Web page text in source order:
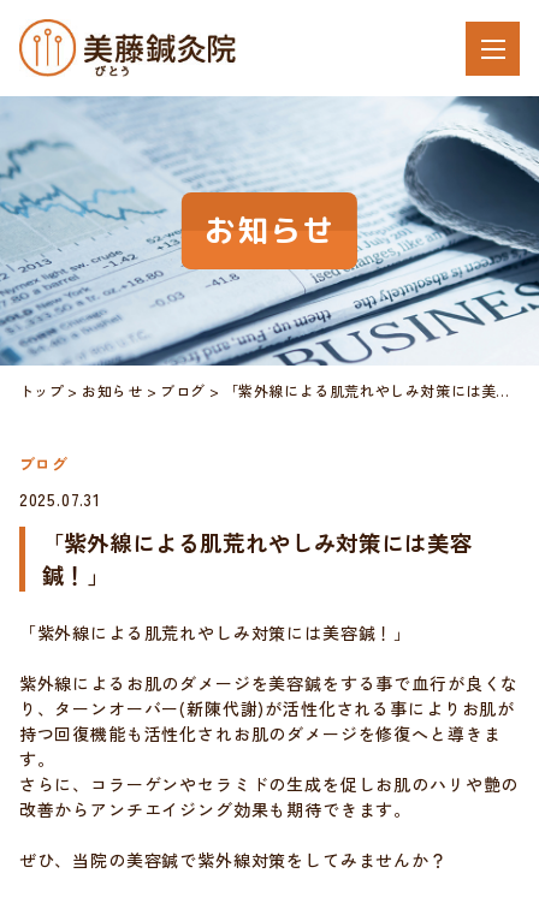
お知らせ
トップ お知らせ ブログ 「紫外線による肌荒れやしみ対策には美容鍼！」
「紫外線による肌荒れやしみ対策には美容
鍼！」
ブログ
2025.07.31
「紫外線による肌荒れやしみ対策には美容鍼！」
紫外線によるお肌のダメージを美容鍼をする事で血行が良くな
り、ターンオーバー(新陳代謝)が活性化される事によりお肌が
持つ回復機能も活性化されお肌のダメージを修復へと導きま
す。
さらに、コラーゲンやセラミドの生成を促しお肌のハリや艶の
改善からアンチエイジング効果も期待できます。
ぜひ、当院の美容鍼で紫外線対策をしてみませんか？